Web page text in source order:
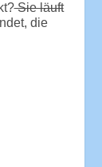
Sie läuft
die